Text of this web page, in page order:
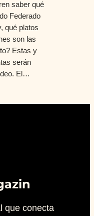
saber qué
Federado
qué platos
son las
Estas y
serán
El…
que conecta